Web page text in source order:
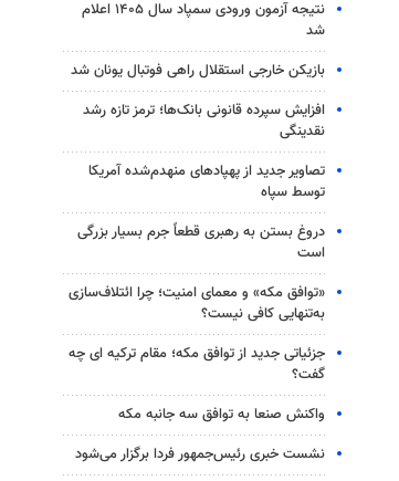
نتیجه آزمون ورودی سمپاد سال ۱۴۰۵ اعلام
شد
بازیکن خارجی استقلال راهی فوتبال یونان شد
افزایش سپرده قانونی بانک‌ها؛ ترمز تازه رشد
نقدینگی
تصاویر جدید از پهپادهای منهدم‌شده آمریکا
توسط سپاه
دروغ بستن به رهبری قطعاً جرم بسیار بزرگی
است
«توافق مکه» و معمای امنیت؛ چرا ائتلاف‌سازی
به‌تنهایی کافی نیست؟
جزئیاتی جدید از توافق مکه؛ مقام ترکیه ای چه
گفت؟
واکنش صنعا به توافق سه جانبه مکه
نشست خبری رئیس‌جمهور فردا برگزار می‌شود